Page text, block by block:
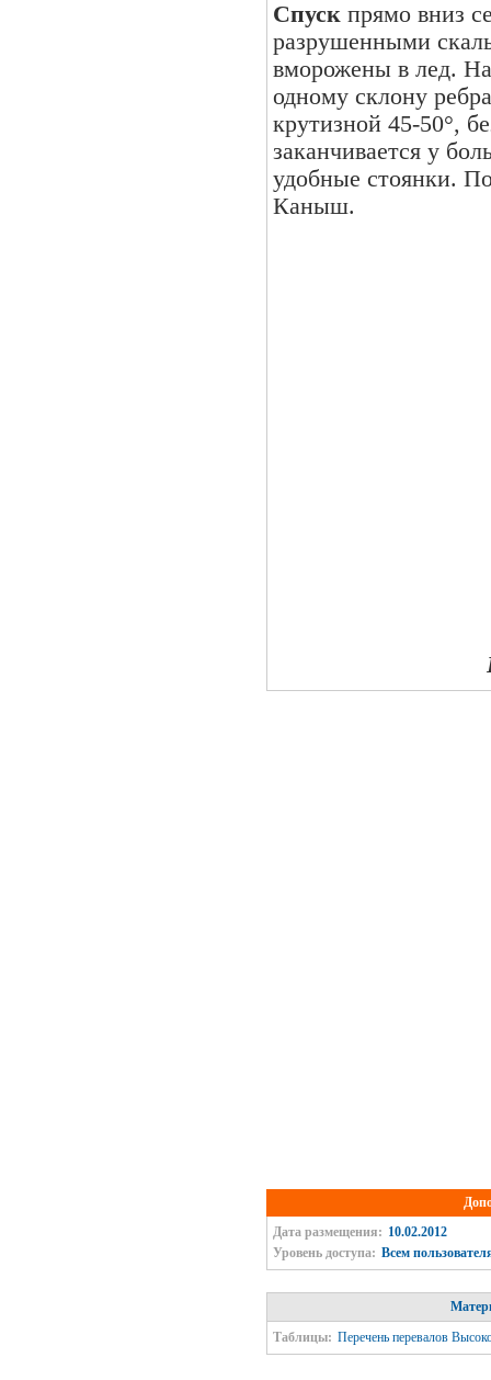
Спускпрямо вниз
разрушенными
вморожены в лед. На
одному склону
крутизной 45-50°,
заканчивается у
удобные стоянки.
Каныш.
Дата размещения: 10.02.2012
Уровень доступа: Всем
Таблицы: Перечень перевалов